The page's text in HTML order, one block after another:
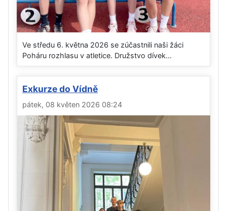
Ve středu 6. května 2026 se zúčastnili naši žáci
Poháru rozhlasu v atletice. Družstvo dívek...
Exkurze do Vídně
pátek, 08 květen 2026 08:24